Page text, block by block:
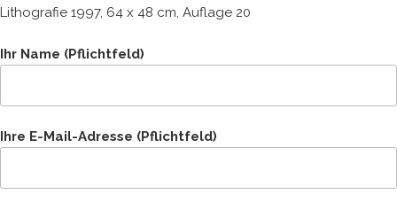
Lithografie 1997, 64 x 48 cm, Auflage 20
Ihr Name (Pflichtfeld)
Ihre E-Mail-Adresse (Pflichtfeld)